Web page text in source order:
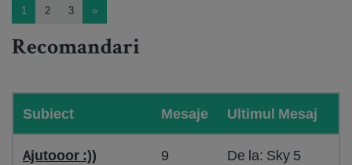
1 2 3 »
Recomandari
Subiect Mesaje Ultimul Mesaj
Ajutooor :)) 9
De la: Sky 5